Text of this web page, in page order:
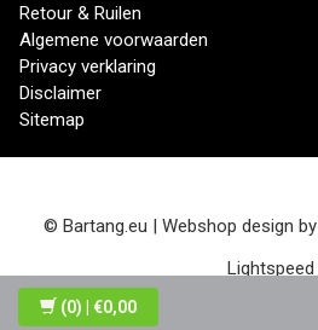
Retour & Ruilen
Algemene voorwaarden
Privacy verklaring
Disclaimer
Sitemap
© Bartang.eu | Webshop design by
Lightspeed
(0) | €0,00